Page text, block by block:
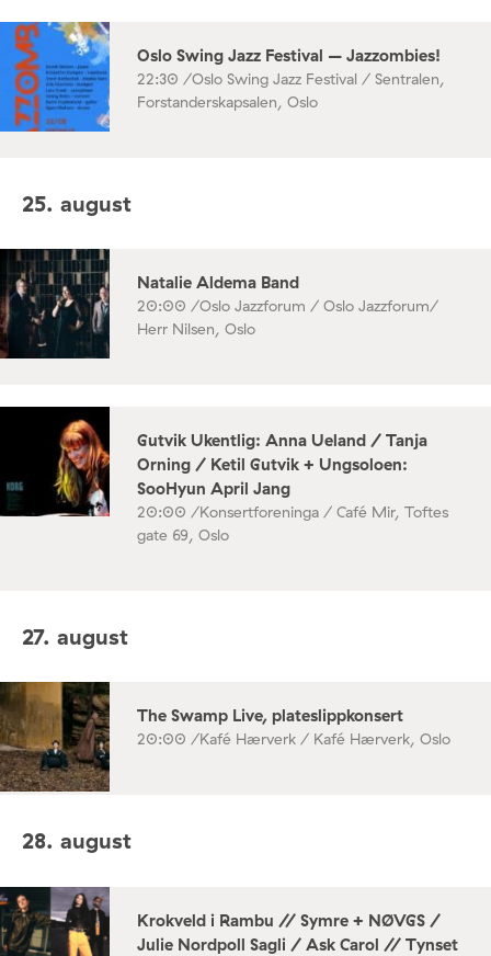
Oslo Swing Jazz Festival – Jazzombies!
22:30 /Oslo Swing Jazz Festival / Sentralen,
Forstanderskapsalen, Oslo
25. august
Natalie Aldema Band
20:00 /Oslo Jazzforum / Oslo Jazzforum/
Herr Nilsen, Oslo
Gutvik Ukentlig: Anna Ueland / Tanja
Orning / Ketil Gutvik + Ungsoloen:
SooHyun April Jang
20:00 /Konsertforeninga / Café Mir, Toftes
gate 69, Oslo
27. august
The Swamp Live, plateslippkonsert
20:00 /Kafé Hærverk / Kafé Hærverk, Oslo
28. august
Krokveld i Rambu // Symre + NØVGS /
Julie Nordpoll Sagli / Ask Carol // Tynset